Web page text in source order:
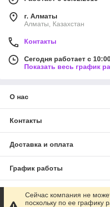
г. Алматы
Алматы, Казахстан
Контакты
Сегодня работает с
Показать весь график
О нас
Контакты
Доставка и оплата
График работы
Полная версия сайта
Сейчас компания не
поскольку по ее графику